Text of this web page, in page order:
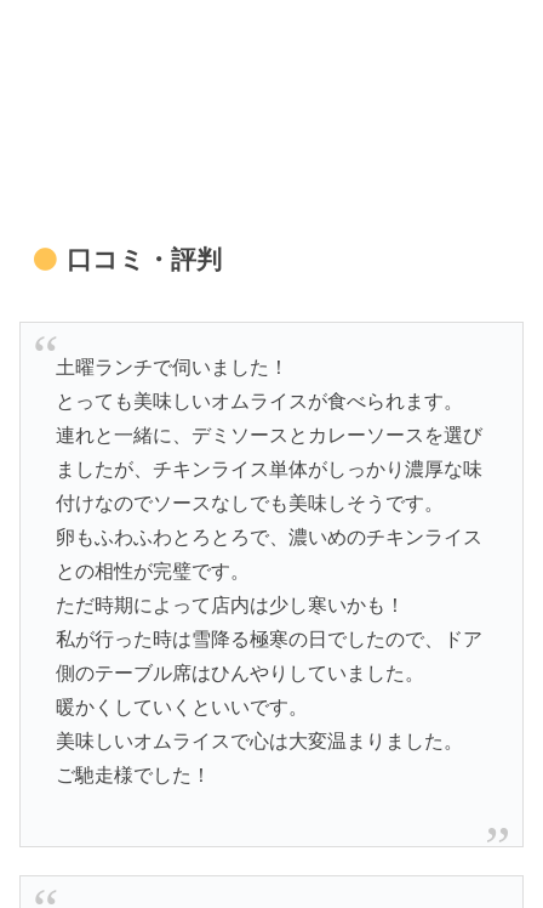
口コミ・評判
土曜ランチで伺いました！
とっても美味しいオムライスが食べられます。
連れと一緒に、デミソースとカレーソースを選び
ましたが、チキンライス単体がしっかり濃厚な味
付けなのでソースなしでも美味しそうです。
卵もふわふわとろとろで、濃いめのチキンライス
との相性が完璧です。
ただ時期によって店内は少し寒いかも！
私が行った時は雪降る極寒の日でしたので、ドア
側のテーブル席はひんやりしていました。
暖かくしていくといいです。
美味しいオムライスで心は大変温まりました。
ご馳走様でした！